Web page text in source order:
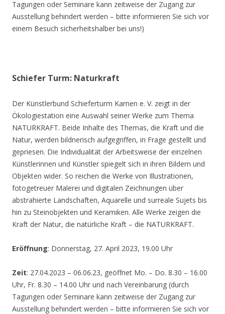
Tagungen oder Seminare kann zeitweise der Zugang zur
Ausstellung behindert werden – bitte informieren Sie sich vor
einem Besuch sicherheitshalber bei uns!)
Schiefer Turm: Naturkraft
Der Künstlerbund Schieferturm Kamen e. V. zeigt in der
Ökologiestation eine Auswahl seiner Werke zum Thema
NATURKRAFT. Beide Inhalte des Themas, die Kraft und die
Natur, werden bildnerisch aufgegriffen, in Frage gestellt und
gepriesen. Die Individualität der Arbeitsweise der einzelnen
Künstlerinnen und Künstler spiegelt sich in ihren Bildern und
Objekten wider. So reichen die Werke von Illustrationen,
fotogetreuer Malerei und digitalen Zeichnungen über
abstrahierte Landschaften, Aquarelle und surreale Sujets bis
hin zu Steinobjekten und Keramiken. Alle Werke zeigen die
Kraft der Natur, die natürliche Kraft – die NATURKRAFT.
Eröffnung: Donnerstag, 27. April 2023, 19.00 Uhr
Zeit: 27.04.2023 – 06.06.23, geöffnet Mo. – Do. 8.30 – 16.00
Uhr, Fr. 8.30 – 14.00 Uhr und nach Vereinbarung (durch
Tagungen oder Seminare kann zeitweise der Zugang zur
Ausstellung behindert werden – bitte informieren Sie sich vor